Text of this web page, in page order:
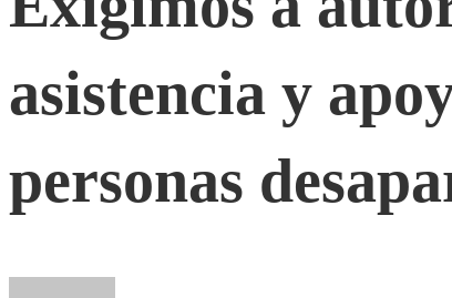
autoridades
medidas
de
asistencia
asistencia y
personas